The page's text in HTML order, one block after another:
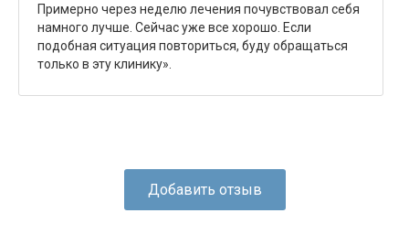
Примерно через неделю лечения почувствовал себя
намного лучше. Сейчас уже все хорошо. Если
подобная ситуация повториться, буду обращаться
только в эту клинику».
Добавить отзыв